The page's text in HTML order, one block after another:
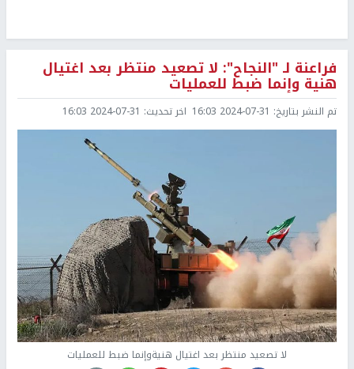
فراعنة لـ "النجاح": لا تصعيد منتظر بعد اغتيال
هنية وإنما ضبط للعمليات
تم النشر بتاريخ: 2024-07-31 16:03 اخر تحديث: 2024-07-31 16:03
لا تصعيد منتظر بعد اغتيال هنيةوإنما ضبط للعمليات